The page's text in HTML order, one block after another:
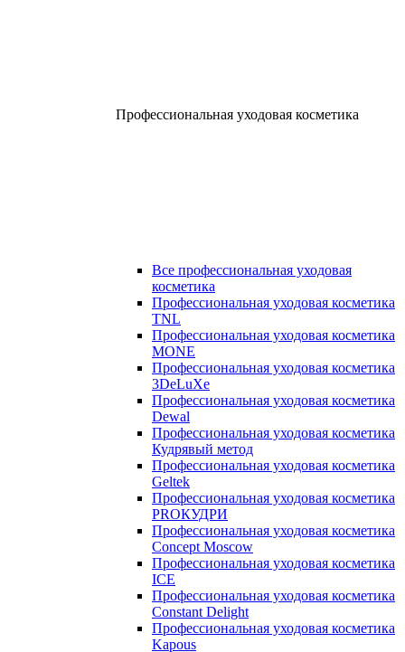
Профессиональная уходовая косметика
Все профессиональная уходовая
косметика
Профессиональная уходовая косметика
TNL
Профессиональная уходовая косметика
MONE
Профессиональная уходовая косметика
3DeLuXe
Профессиональная уходовая косметика
Dewal
Профессиональная уходовая косметика
Кудрявый метод
Профессиональная уходовая косметика
Geltek
Профессиональная уходовая косметика
PROКУДРИ
Профессиональная уходовая косметика
Concept Moscow
Профессиональная уходовая косметика
ICE
Профессиональная уходовая косметика
Constant Delight
Профессиональная уходовая косметика
Kapous